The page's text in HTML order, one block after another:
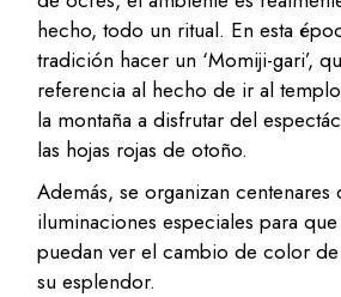
hecho, todo un ritual. En esta
tradición hacer un ‘Momiji-gari’,
referencia al hecho de ir al
la montaña a disfrutar del
las hojas rojas de otoño.
Además, se organizan centenares
iluminaciones especiales para que
puedan ver el cambio de color
su esplendor.